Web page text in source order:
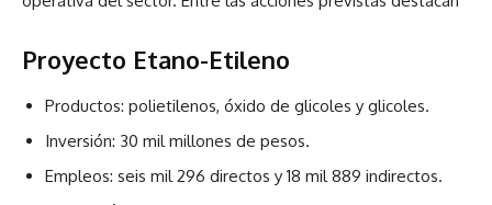
Proyecto Etano-Etileno
Productos: polietilenos, óxido de glicoles y glicoles.
Inversión: 30 mil millones de pesos.
Empleos: seis mil 296 directos y 18 mil 889 indirectos.